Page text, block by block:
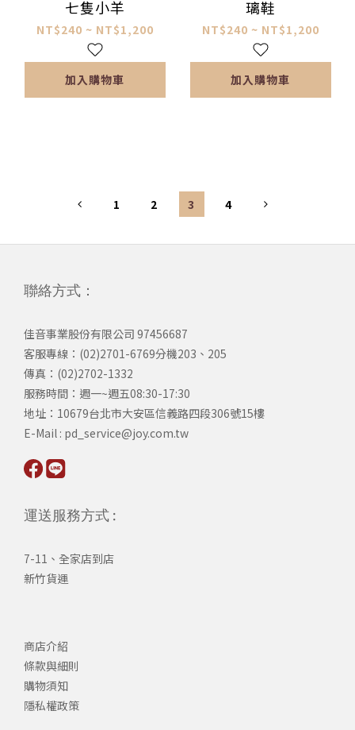
七隻小羊
NT$240 ~ NT$1,200
加入購物車
璃鞋
NT$240 ~ NT$1,200
加入購物車
1 2 3 4
聯絡方式：
佳音事業股份有限公司 97456687
客服專線：(02)2701-6769分機203、205
傳真：(02)2702-1332
服務時間：週一~週五08:30-17:30
​地址：10679台北市大安區信義路四段306號15樓
​E-Mail : pd_service@joy.com.tw
運送服務方式 :
7-11、全家店到店
新竹貨運
商店介紹
條款與細則
購物須知
隱私權政策